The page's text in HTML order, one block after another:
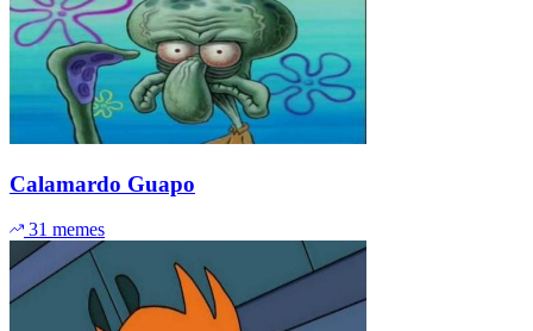
Calamardo Guapo
31 memes